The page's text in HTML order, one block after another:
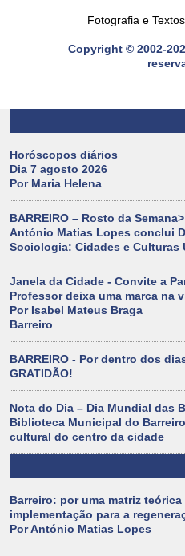
Horóscopos diários
Dia 7 agosto 2026
Por Maria Helena
BARREIRO – Rosto da Semana>
António Matias Lopes conclui
Sociologia: Cidades e Culturas
Janela da Cidade - Convite a
Professor deixa uma marca na
Por Isabel Mateus Braga
Barreiro
BARREIRO - Por dentro dos
GRATIDÃO!
Nota do Dia – Dia Mundial das
Biblioteca Municipal do
cultural do centro da cidade
Barreiro: por uma matriz
implementação para a
Por António Matias Lopes
Fotografia e
Copyright © 2002-